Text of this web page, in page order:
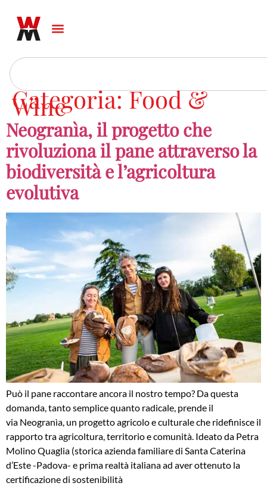
Categoria:Food &
Wine
Neogranìa, il progetto che
rivoluziona il pane attraverso la
biodiversità e l’agricoltura
evolutiva
Può il pane raccontare ancora il nostro tempo? Da questa
domanda, tanto semplice quanto radicale, prende il
via Neogranìa, un progetto agricolo e culturale che ridefinisce il
rapporto tra agricoltura, territorio e comunità. Ideato da Petra
Molino Quaglia (storica azienda familiare di Santa Caterina
d’Este -Padova- e prima realtà italiana ad aver ottenuto la
certificazione di sostenibilità